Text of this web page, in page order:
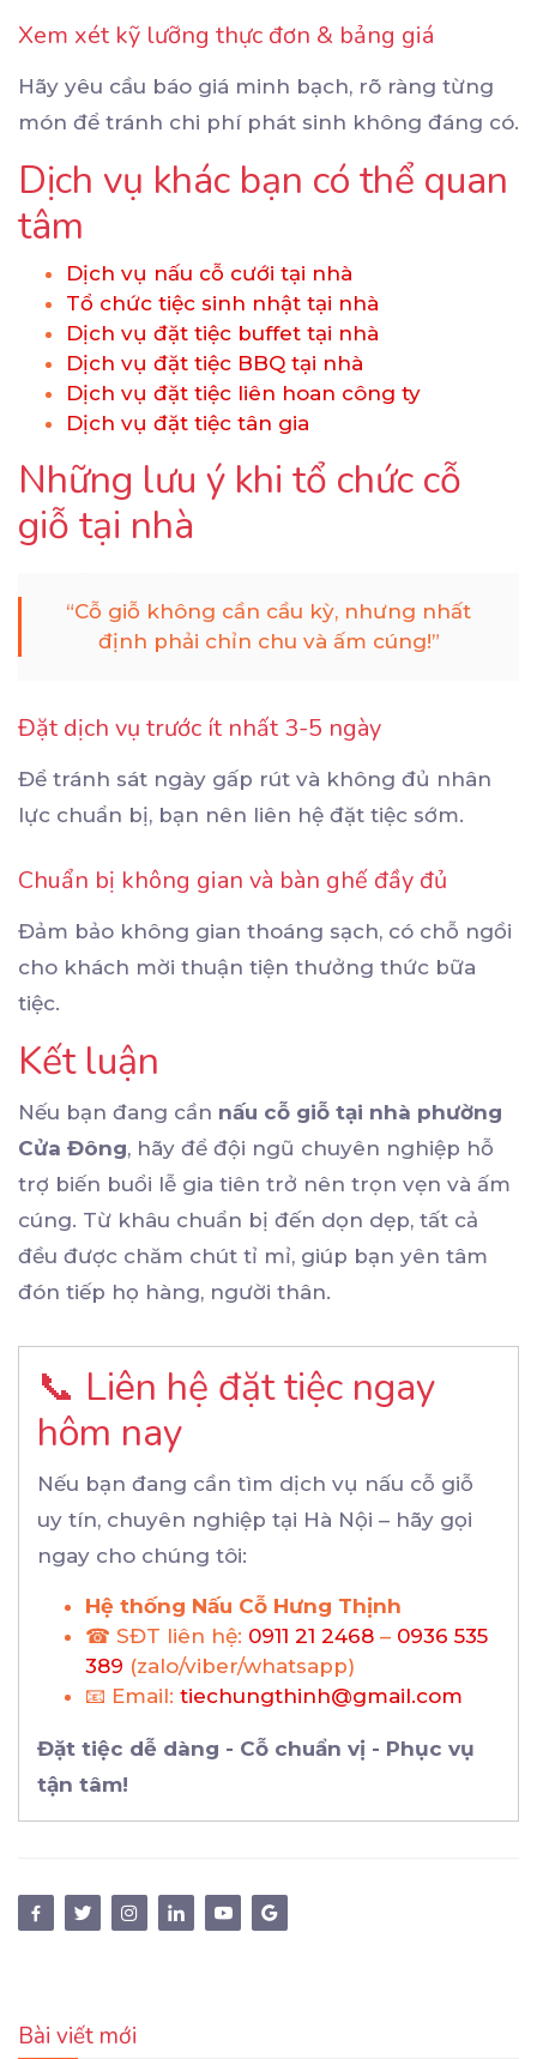
Xem xét kỹ lưỡng thực đơn & bảng giá
Hãy yêu cầu báo giá minh bạch, rõ ràng từng
món để tránh chi phí phát sinh không đáng có.
Dịch vụ khác bạn có thể quan
tâm
Dịch vụ nấu cỗ cưới tại nhà
Tổ chức tiệc sinh nhật tại nhà
Dịch vụ đặt tiệc buffet tại nhà
Dịch vụ đặt tiệc BBQ tại nhà
Dịch vụ đặt tiệc liên hoan công ty
Dịch vụ đặt tiệc tân gia
Những lưu ý khi tổ chức cỗ
giỗ tại nhà
“Cỗ giỗ không cần cầu kỳ, nhưng nhất
định phải chỉn chu và ấm cúng!”
Đặt dịch vụ trước ít nhất 3-5 ngày
Để tránh sát ngày gấp rút và không đủ nhân
lực chuẩn bị, bạn nên liên hệ đặt tiệc sớm.
Chuẩn bị không gian và bàn ghế đầy đủ
Đảm bảo không gian thoáng sạch, có chỗ ngồi
cho khách mời thuận tiện thưởng thức bữa
tiệc.
Kết luận
Nếu bạn đang cần nấu cỗ giỗ tại nhà phường
Cửa Đông, hãy để đội ngũ chuyên nghiệp hỗ
trợ biến buổi lễ gia tiên trở nên trọn vẹn và ấm
cúng. Từ khâu chuẩn bị đến dọn dẹp, tất cả
đều được chăm chút tỉ mỉ, giúp bạn yên tâm
đón tiếp họ hàng, người thân.
📞 Liên hệ đặt tiệc ngay
hôm nay
Nếu bạn đang cần tìm dịch vụ nấu cỗ giỗ
uy tín, chuyên nghiệp tại Hà Nội – hãy gọi
ngay cho chúng tôi:
Hệ thống Nấu Cỗ Hưng Thịnh
☎ SĐT liên hệ: 0911 21 2468 – 0936 535
389 (zalo/viber/whatsapp)
📧 Email: tiechungthinh@gmail.com
Đặt tiệc dễ dàng - Cỗ chuẩn vị - Phục vụ
tận tâm!
Bài viết mới